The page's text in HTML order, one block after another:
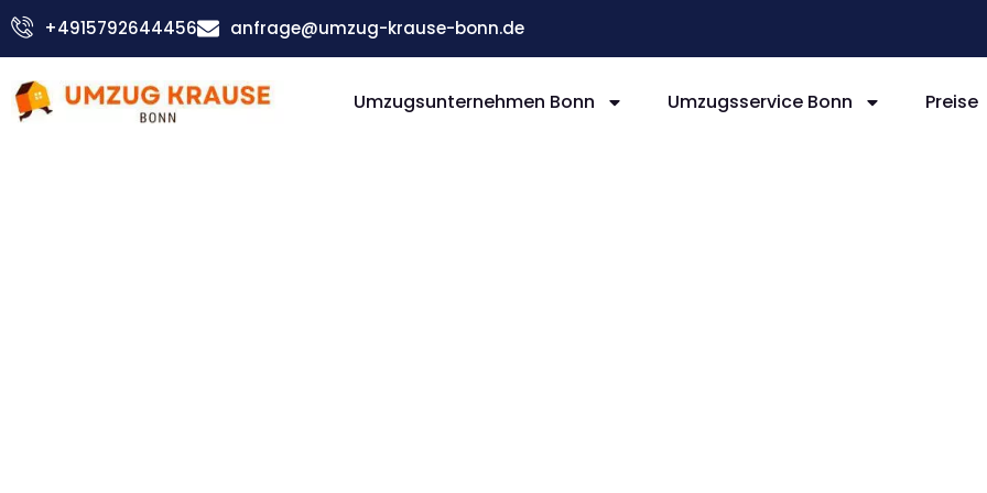
Zum
Inhalt
+4915792644456 anfrage@umzug-krause-bonn.de
Umzugsunternehmen Bonn Umzugsservice Bonn Preise